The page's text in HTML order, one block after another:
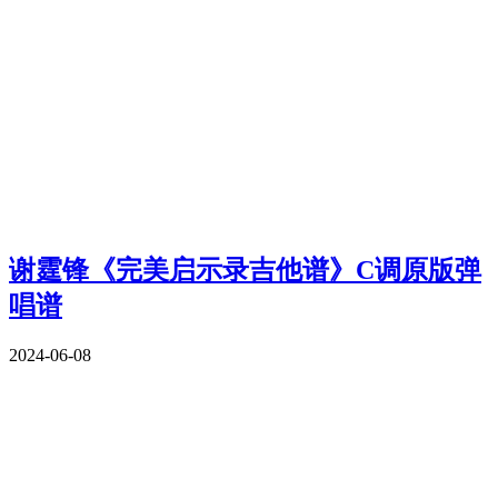
谢霆锋《完美启示录吉他谱》C调原版弹
唱谱
2024-06-08